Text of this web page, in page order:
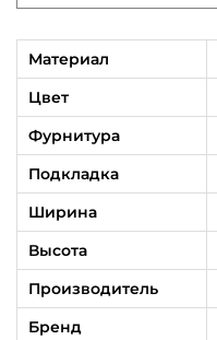
r
o
o
k
l
y
n
к
о
Материал
Цвет
Фурнитура
Подкладка
Ширина
Высота
Производитель
Бренд